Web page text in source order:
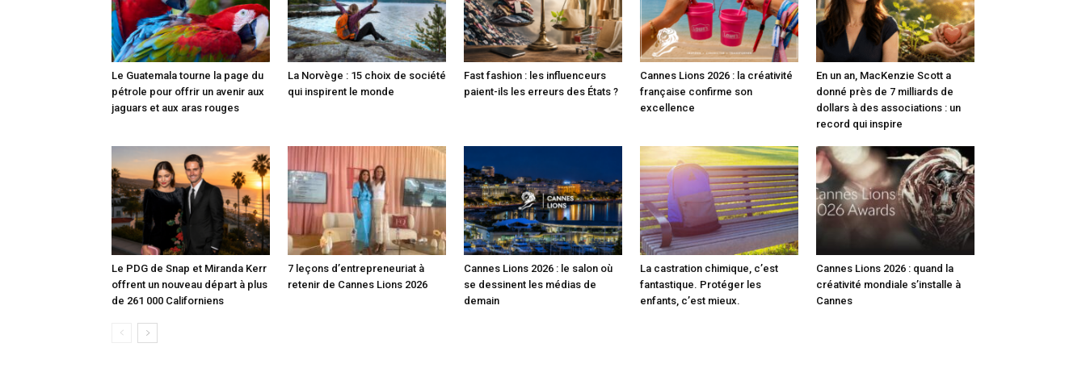
Le Guatemala tourne la page du
pétrole pour offrir un avenir aux
jaguars et aux aras rouges
La Norvège : 15 choix de société
qui inspirent le monde
Fast fashion : les influenceurs
paient-ils les erreurs des États ?
Cannes Lions 2026 : la créativité
française confirme son
excellence
En un an, MacKenzie Scott a
donné près de 7 milliards de
dollars à des associations : un
record qui inspire
Le PDG de Snap et Miranda Kerr
offrent un nouveau départ à plus
de 261 000 Californiens
7 leçons d’entrepreneuriat à
retenir de Cannes Lions 2026
Cannes Lions 2026 : le salon où
se dessinent les médias de
demain
La castration chimique, c’est
fantastique. Protéger les
enfants, c’est mieux.
Cannes Lions 2026 : quand la
créativité mondiale s’installe à
Cannes